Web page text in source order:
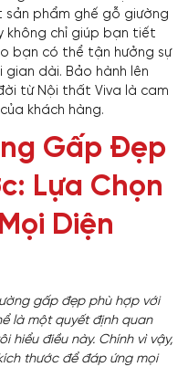
phẩm ghế gỗ giường
không chỉ giúp bạn tiết
bạn có thể tận hưởng sự
dài. Bảo hành lên
từ Nội thất Viva là cam
khách hàng.
Gấp Đẹp
Lựa Chọn
Diện
gấp đẹp phù hợp với
là một quyết định quan
hiểu điều này. Chính vì vậy,
thước để đáp ứng mọi